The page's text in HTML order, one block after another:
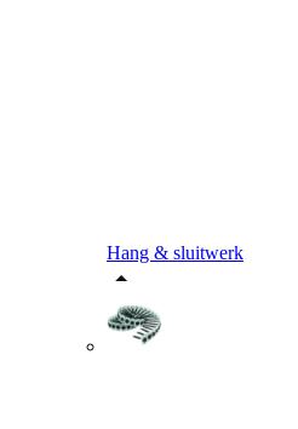
Hang & sluitwerk